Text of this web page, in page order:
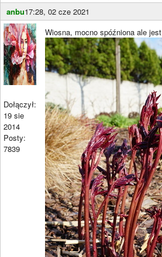
anbu17:28, 02 cze 2021
Dołączył:
19 sie
2014
Posty:
7839
Wiosna, mocno spóźniona ale jest